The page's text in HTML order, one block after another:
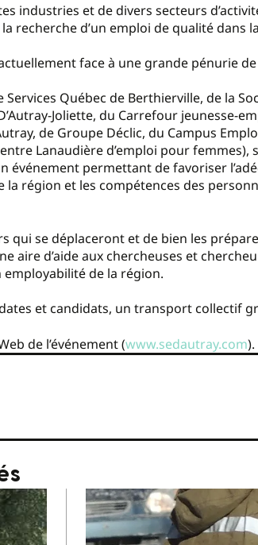
industries et de divers secteurs
recherche d’un emploi de qualité dans
face à une grande pénurie
Québec de Berthierville, de la
Joliette, du Carrefour jeunesse-
de Groupe Déclic, du Campus
Lanaudière d’emploi pour
événement permettant de favoriser
région et les compétences des
qui se déplaceront et de bien les
aire d’aide aux chercheuses et
de la région.
et candidats, un transport collectif
de l’événement (www.sedautray.com).